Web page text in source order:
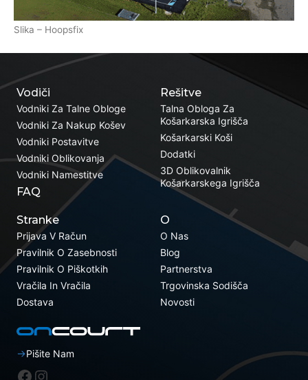
Slika – Hoopsfix
Rešitve
Talna Obloga Za
Košarkarska Igrišča
Košarkarski Koši
Dodatki
3D Oblikovalnik
Košarkarskega Igrišča
Vodiči
Vodniki Za Talne Obloge
Vodniki Za Nakup Košev
Vodniki Postavitve
Vodniki Oblikovanja
Vodniki Namestitve
FAQ
Stranke
Prijava V Račun
Pravilnik O Zasebnosti
Pravilnik O Piškotkih
Vračila In Vračila
Dostava
O
O Nas
Blog
Partnerstva
Trgovinska Sodišča
Novosti
Pišite Nam
Facebook
Instagram